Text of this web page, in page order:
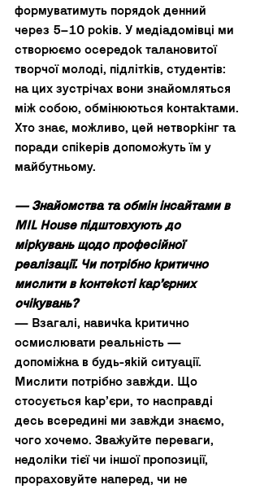
формуватимуть порядок денний
через 5–10 років. У медіадомівці ми
створюємо осередок талановитої
творчої молоді, підлітків, студентів:
на цих зустрічах вони знайомляться
між собою, обмінюються контактами.
Хто знає, можливо, цей нетворкінг та
поради спікерів допоможуть їм у
майбутньому.
— Знайомства та обмін інсайтами в
MIL House підштовхують до
міркувань щодо професійної
реалізації. Чи потрібно критично
мислити в контексті кар’єрних
очікувань?
— Взагалі, навичка критично
осмислювати реальність —
допоміжна в будь-якій ситуації.
Мислити потрібно завжди. Що
стосується карʼєри, то насправді
десь всередині ми завжди знаємо,
чого хочемо. Зважуйте переваги,
недоліки тієї чи іншої пропозиції,
прораховуйте наперед, чи не